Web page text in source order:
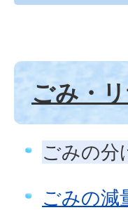
ごみ・
ごみの分
ごみの減